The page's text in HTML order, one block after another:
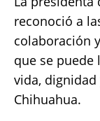
reconoció a
colaboración
que se
vida,
Chihuahua.